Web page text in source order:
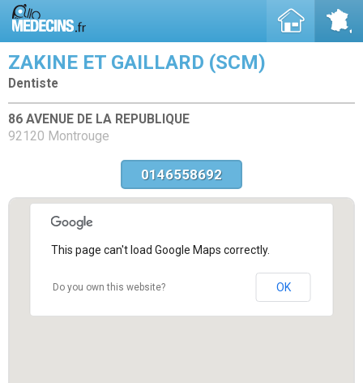
ZAKINE ET GAILLARD (SCM)
Dentiste
86 AVENUE DE LA REPUBLIQUE
92120 Montrouge
0146558692
This page can't load Google Maps correctly.
Do you own this website? OK